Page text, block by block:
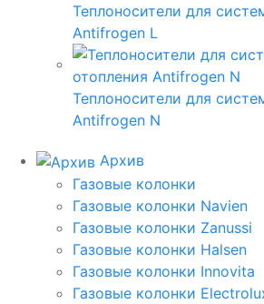
Теплоносители для
Antifrogen L
Теплоносители для
Antifrogen N
Архив
Газовые колонки
Газовые колонки Navien
Газовые колонки Zanussi
Газовые колонки Halsen
Газовые колонки Innovita
Газовые колонки